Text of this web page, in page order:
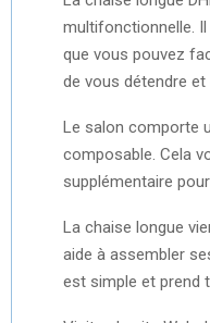
multifonctionnelle.
que vous pouvez
de vous détendre
Le salon comporte
composable. Cela
supplémentaire
La chaise longue
aide à assembler
est simple et prend